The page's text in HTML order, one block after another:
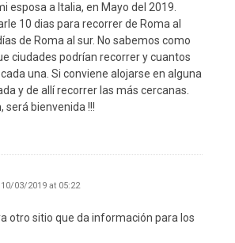
esposa a Italia, en Mayo del 2019.
10 dias para recorrer de Roma al
de Roma al sur. No sabemos como
ciudades podrían recorrer y cuantos
una. Si conviene alojarse en alguna
y de allí recorrer las más cercanas.
será bienvenida !!!
10/03/2019 at 05:22
otro sitio que da información para los